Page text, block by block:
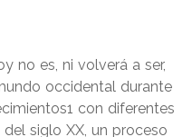
no es, ni volverá a ser,
occidental durante
con diferentes
siglo XX, un proceso